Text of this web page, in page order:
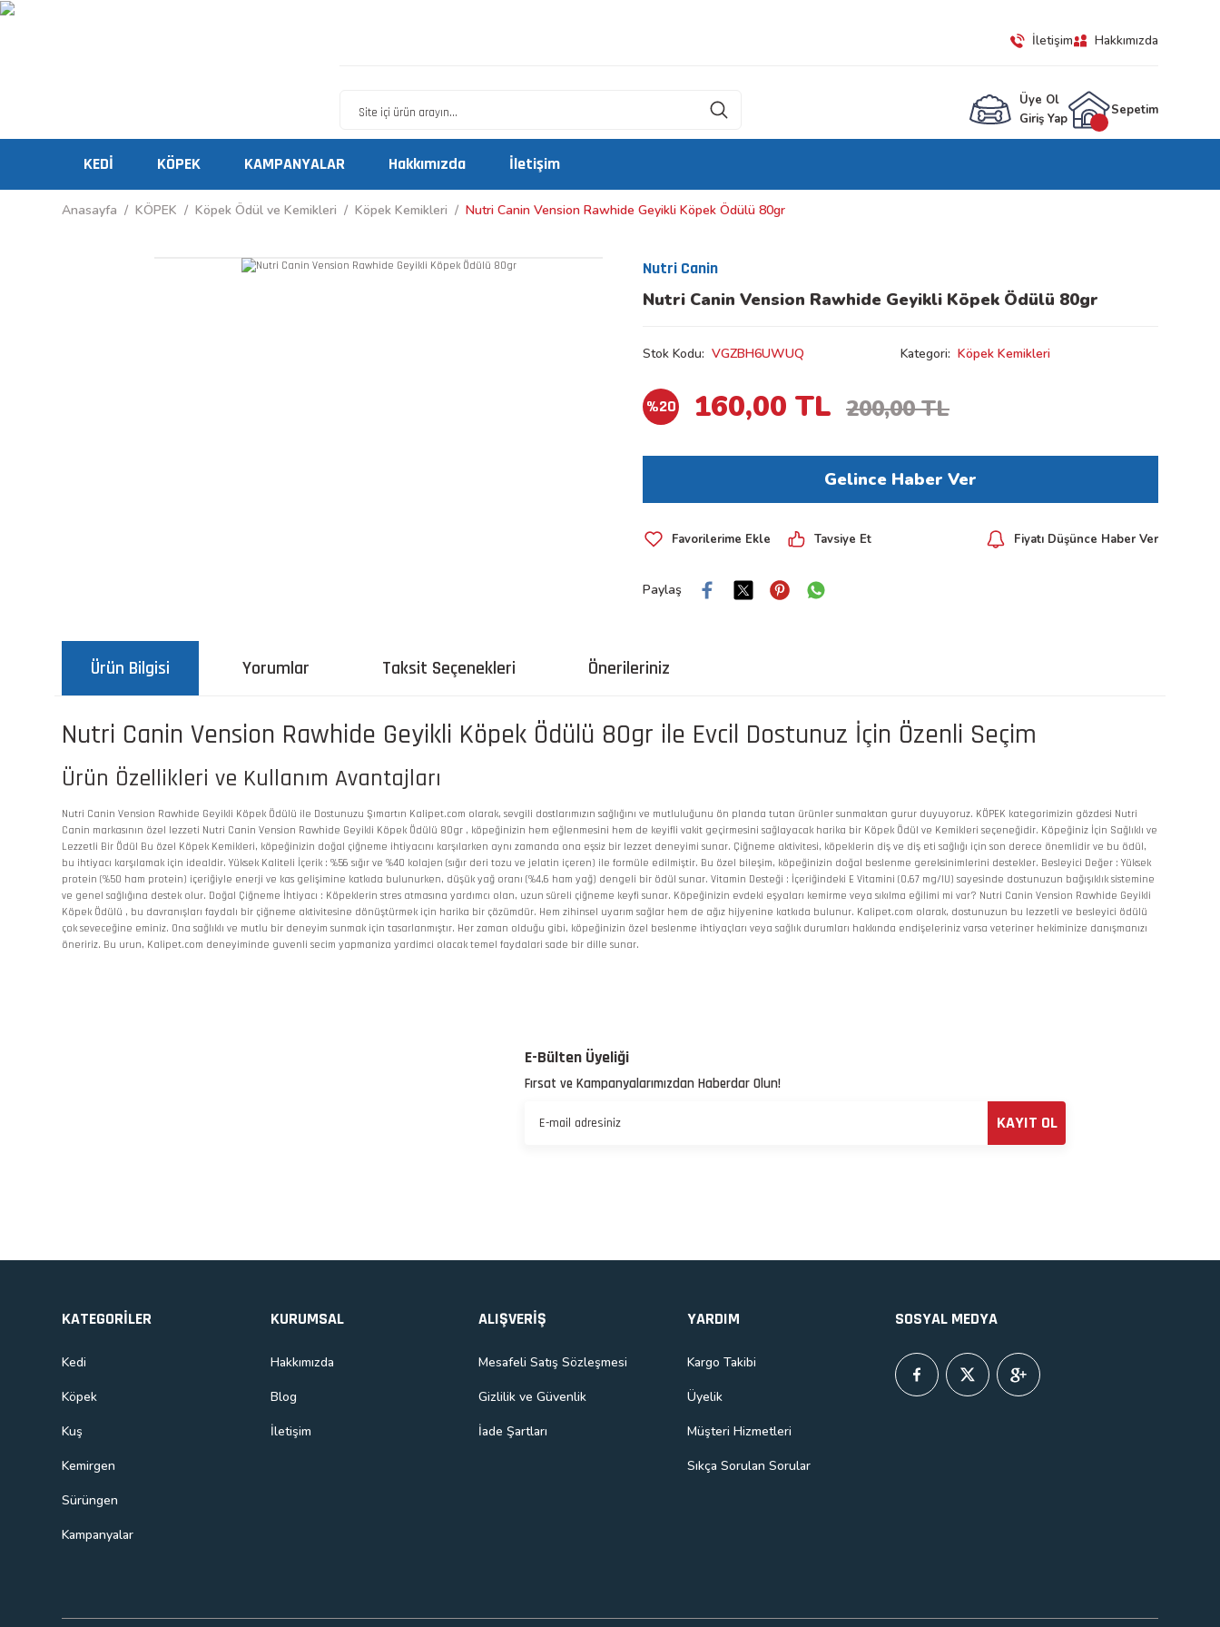
İletişim Hakkımızda
Üye Ol
Giriş Yap
Sepetim
KEDİ KÖPEK KAMPANYALAR Hakkımızda İletişim
Anasayfa KÖPEK Köpek Ödül ve Kemikleri Köpek Kemikleri Nutri Canin Vension Rawhide Geyikli Köpek Ödülü 80gr
Nutri Canin
Nutri Canin Vension Rawhide Geyikli Köpek Ödülü 80gr
Stok Kodu VGZBH6UWUQ Kategori Köpek Kemikleri
%20 160,00 TL 200,00 TL
Gelince Haber Ver
Tavsiye Et Fiyatı Düşünce Haber Ver
Paylaş
Ürün Bilgisi Yorumlar Taksit Seçenekleri Önerileriniz
Nutri Canin Vension Rawhide Geyikli Köpek Ödülü 80gr ile Evcil Dostunuz İçin Özenli Seçim
Ürün Özellikleri ve Kullanım Avantajları
Nutri Canin Vension Rawhide Geyikli Köpek Ödülü ile Dostunuzu Şımartın Kalipet.com olarak, sevgili dostlarımızın sağlığını ve mutluluğunu ön planda tutan ürünler sunmaktan gurur duyuyoruz. KÖPEK kategorimizin gözdesi Nutri
Canin markasının özel lezzeti Nutri Canin Vension Rawhide Geyikli Köpek Ödülü 80gr , köpeğinizin hem eğlenmesini hem de keyifli vakit geçirmesini sağlayacak harika bir Köpek Ödül ve Kemikleri seçeneğidir. Köpeğiniz İçin Sağlıklı ve
Lezzetli Bir Ödül Bu özel Köpek Kemikleri, köpeğinizin doğal çiğneme ihtiyacını karşılarken aynı zamanda ona eşsiz bir lezzet deneyimi sunar. Çiğneme aktivitesi, köpeklerin diş ve diş eti sağlığı için son derece önemlidir ve bu ödül,
bu ihtiyacı karşılamak için idealdir. Yüksek Kaliteli İçerik : %56 sığır ve %40 kolajen (sığır deri tozu ve jelatin içeren) ile formüle edilmiştir. Bu özel bileşim, köpeğinizin doğal beslenme gereksinimlerini destekler. Besleyici Değer : Yüksek
protein (%50 ham protein) içeriğiyle enerji ve kas gelişimine katkıda bulunurken, düşük yağ oranı (%4,6 ham yağ) dengeli bir ödül sunar. Vitamin Desteği : İçeriğindeki E Vitamini (0,67 mg/IU) sayesinde dostunuzun bağışıklık sistemine
ve genel sağlığına destek olur. Doğal Çiğneme İhtiyacı : Köpeklerin stres atmasına yardımcı olan, uzun süreli çiğneme keyfi sunar. Köpeğinizin evdeki eşyaları kemirme veya sıkılma eğilimi mi var? Nutri Canin Vension Rawhide Geyikli
Köpek Ödülü , bu davranışları faydalı bir çiğneme aktivitesine dönüştürmek için harika bir çözümdür. Hem zihinsel uyarım sağlar hem de ağız hijyenine katkıda bulunur. Kalipet.com olarak, dostunuzun bu lezzetli ve besleyici ödülü
çok seveceğine eminiz. Ona sağlıklı ve mutlu bir deneyim sunmak için tasarlanmıştır. Her zaman olduğu gibi, köpeğinizin özel beslenme ihtiyaçları veya sağlık durumları hakkında endişeleriniz varsa veteriner hekiminize danışmanızı
öneririz. Bu urun, Kalipet.com deneyiminde guvenli secim yapmaniza yardimci olacak temel faydalari sade bir dille sunar.
E-Bülten Üyeliği
Fırsat ve Kampanyalarımızdan Haberdar Olun!
KAYIT OL
KATEGORİLER
Kedi
Köpek
Kuş
Kemirgen
Sürüngen
Kampanyalar
KURUMSAL
Hakkımızda
Blog
İletişim
ALIŞVERİŞ
Mesafeli Satış Sözleşmesi
Gizlilik ve Güvenlik
İade Şartları
YARDIM
Kargo Takibi
Üyelik
Müşteri Hizmetleri
Sıkça Sorulan Sorular
SOSYAL MEDYA